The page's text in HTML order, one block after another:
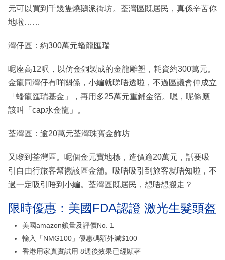
元可以買到千幾隻燒鵝派街坊。荃灣區既居民，真係辛苦你
地啦……
灣仔區：約300萬元蟠龍匯瑞
呢座高12呎，以仿金銅製成的金龍雕塑，耗資約300萬元。
金龍同灣仔有咩關係，小編就睇唔透啦，不過區議會仲成立
「蟠龍匯瑞基金」，再用多25萬元重鋪金箔。嗯，呢條應
該叫「cap水金龍」。
荃灣區：逾20萬元荃灣珠寶金飾坊
又嚟到荃灣區。呢個金元寶地標，造價逾20萬元，話要吸
引自由行旅客幫襯該區金舖。吸唔吸引到旅客就唔知啦，不
過一定吸引唔到小編。荃灣區既居民，想唔想搬走？
限時優惠：美國FDA認證 激光生髮頭盔
美國amazon鎖量及評價No. 1
輸入「NMG100」優惠碼額外減$100
香港用家真實試用 8週後效果已經顯著